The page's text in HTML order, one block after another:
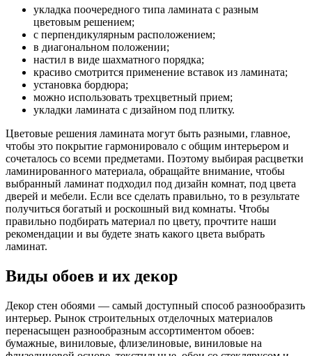
укладка поочередного типа ламината с разным
цветовым решением;
с перпендикулярным расположением;
в диагональном положении;
настил в виде шахматного порядка;
красиво смотрится применение вставок из ламината;
установка бордюра;
можно использовать трехцветный прием;
укладки ламината с дизайном под плитку.
Цветовые решения ламината могут быть разными, главное,
чтобы это покрытие гармонировало с общим интерьером и
сочеталось со всеми предметами. Поэтому выбирая расцветки
ламинированного материала, обращайте внимание, чтобы
выбранный ламинат подходил под дизайн комнат, под цвета
дверей и мебели. Если все сделать правильно, то в результате
получиться богатый и роскошный вид комнаты. Чтобы
правильно подбирать материал по цвету, прочтите наши
рекомендации и вы будете знать какого цвета выбрать
ламинат.
Виды обоев и их декор
Декор стен обоями — самый доступный способ разнообразить
интерьер. Рынок строительных отделочных материалов
перенасыщен разнообразным ассортиментом обоев:
бумажные, виниловые, флизелиновые, виниловые на